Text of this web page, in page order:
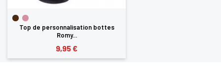
Top de personnalisation bottes
Romy...
9,95 €
d'envie
ANNULER